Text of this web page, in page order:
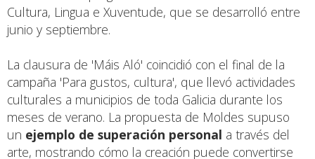
Cultura, Lingua e Xuventude, que se desarrolló entre
junio y septiembre.
La clausura de 'Máis Aló' coincidió con el final de la
campaña 'Para gustos, cultura', que llevó actividades
culturales a municipios de toda Galicia durante los
meses de verano. La propuesta de Moldes supuso
un ejemplo de superación personal a través del
arte, mostrando cómo la creación puede convertirse